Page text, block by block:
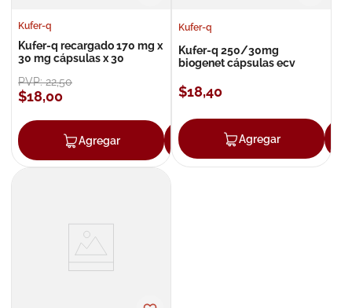
Kufer-q
Kufer-q recargado 170 mg x
30 mg cápsulas x 30
PVP:22,50
$18,00
Agregar Agregar
Kufer-q
Kufer-q 250/30mg
biogenet cápsulas ecv
$18,40
Agregar